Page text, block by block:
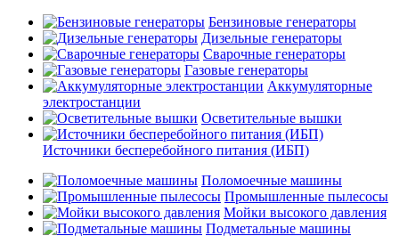
Бензиновые генераторы
Дизельные генераторы
Сварочные генераторы
Газовые генераторы
Аккумуляторные
электростанции
Осветительные вышки
Источники бесперебойного питания (ИБП)
Поломоечные машины
Промышленные пылесосы
Мойки высокого давления
Подметальные машины